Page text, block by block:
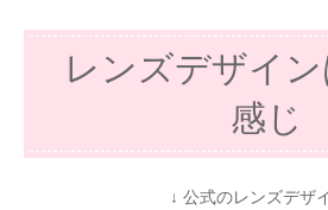
レンズデザイ
感じ
↓ 公式のレンズデザ